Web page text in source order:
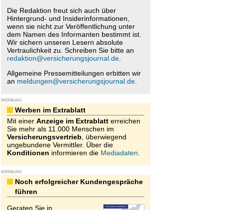
Die Redaktion freut sich auch über
Hintergrund- und Insiderinformationen,
wenn sie nicht zur Veröffentlichung unter
dem Namen des Informanten bestimmt ist.
Wir sichern unseren Lesern absolute
Vertraulichkeit zu. Schreiben Sie bitte an
redaktion@versicherungsjournal.de.
Allgemeine Pressemitteilungen erbitten wir
an meldungen@versicherungsjournal.de.
WERBUNG
Werben im Extrablatt
Mit einer Anzeige im Extrablatterreichen
Sie mehr als 11.000 Menschen im
Versicherungsvertrieb , überwiegend
ungebundene Vermittler. Über die
Konditionen informieren die Mediadaten
WERBUNG
Noch erfolgreicher Kundengespräche
führen
Geraten Sie in